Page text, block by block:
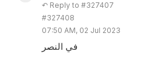
↶ Reply to #327407
#327408
07:50 AM, 02 Jul 2023
في النصر